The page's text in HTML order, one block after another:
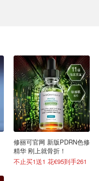
修丽可官网 新版PDRN色修
精华 刚上就骨折！
不止买1送1 花€95到手261